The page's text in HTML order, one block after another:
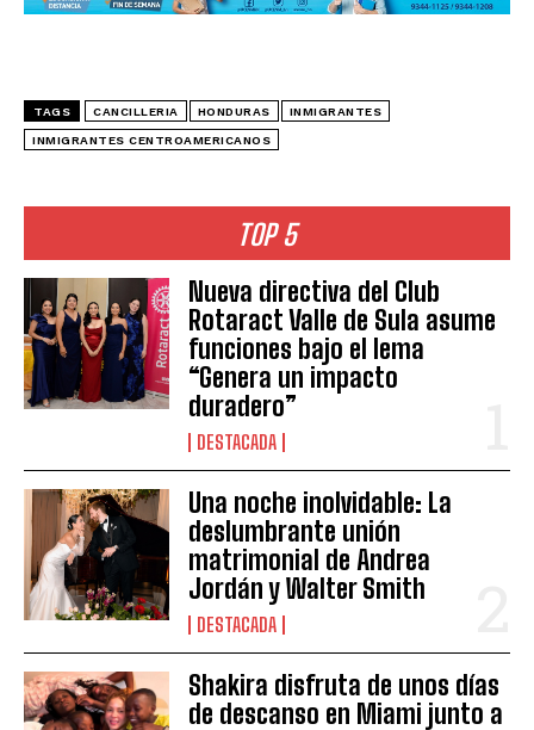
TOP 5
Nueva directiva del Club
Rotaract Valle de Sula asume
funciones bajo el lema
“Genera un impacto
duradero”
DESTACADA
Una noche inolvidable: La
deslumbrante unión
matrimonial de Andrea
Jordán y Walter Smith
DESTACADA
Shakira disfruta de unos días
de descanso en Miami junto a
TAGS CANCILLERIA HONDURAS INMIGRANTES
INMIGRANTES CENTROAMERICANOS